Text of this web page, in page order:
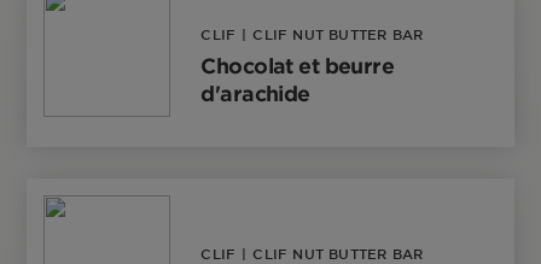
CLIF | CLIF NUT BUTTER BAR
Chocolat et beurre
d'arachide
CLIF | CLIF NUT BUTTER BAR